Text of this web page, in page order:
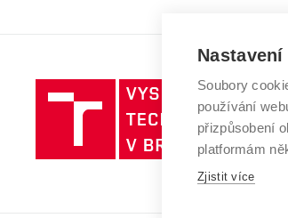
v
Soubory
používání
přizpůsobení
platformám
Zjistit více